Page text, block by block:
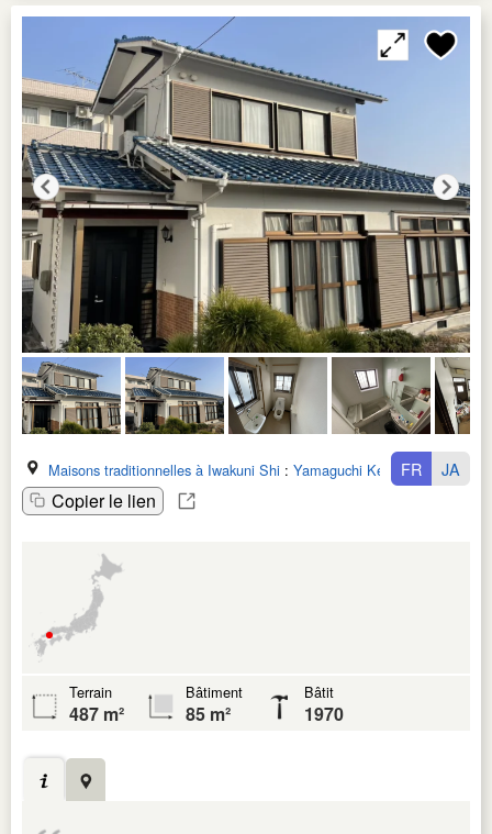
Maisons traditionnelles à Iwakuni Shi : Yamaguchi Ken
Copier le lien
FR JA
Terrain
487 m²
Bâtiment
85 m²
Bâtit
1970